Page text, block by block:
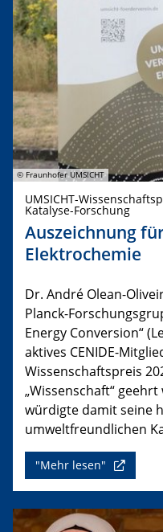
© Fraunhofer UMSICHT
UMSICHT-
Katalyse-Forschung
Auszeichnung
Elektrochemie
Dr. André Olean-
Planck-
Energy Conversion“
aktives CENIDE-
Wissenschaftspreis
„Wissenschaft“
würdigte damit seine
umweltfreundlichen
"Mehr lesen"